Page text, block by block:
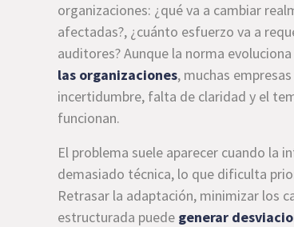
organizaciones: ¿qué va a cambiar
afectadas?, ¿cuánto esfuerzo va a
auditores? Aunque la norma evoluciona
las organizaciones, muchas
incertidumbre, falta de claridad y el
funcionan.
El problema suele aparecer cuando la
demasiado técnica, lo que dificulta
Retrasar la adaptación, minimizar los
estructurada puede generar